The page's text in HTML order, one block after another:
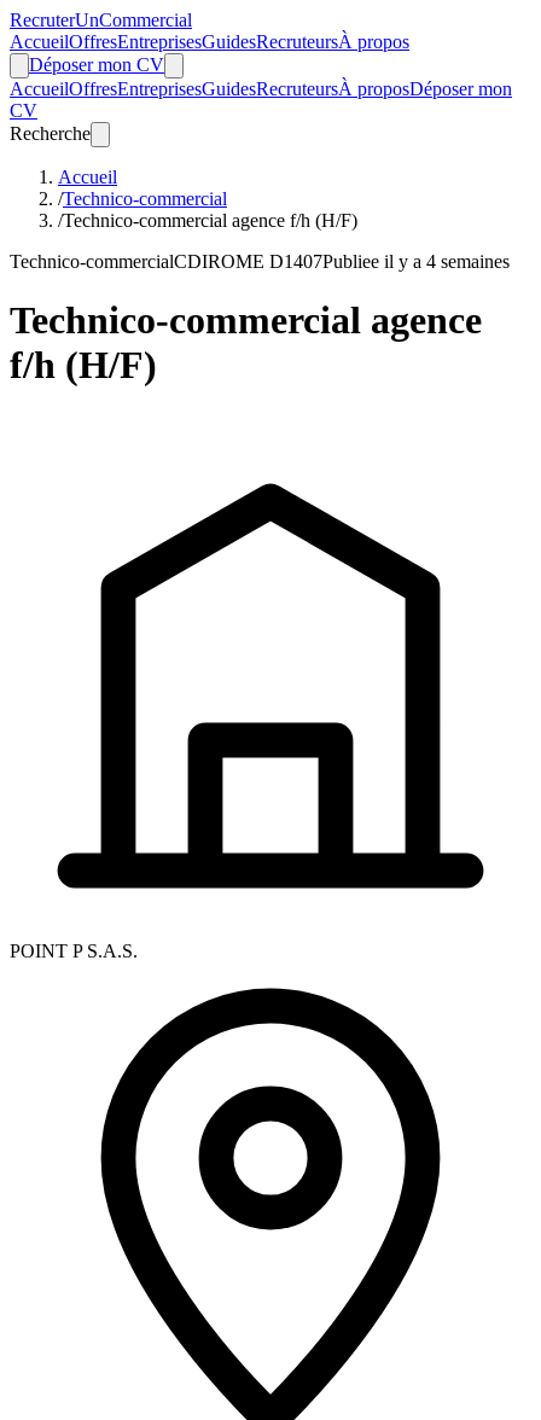
RecruterUnCommercial
AccueilOffresEntreprisesGuidesRecruteursÀ propos
Déposer mon CV
AccueilOffresEntreprisesGuidesRecruteursÀ proposDéposer mon
CV
Recherche
Accueil
/Technico-commercial
/Technico-commercial agence f/h (H/F)
Technico-commercialCDIROME D1407Publiee il y a 4 semaines
Technico-commercial agence
f/h (H/F)
POINT P S.A.S.